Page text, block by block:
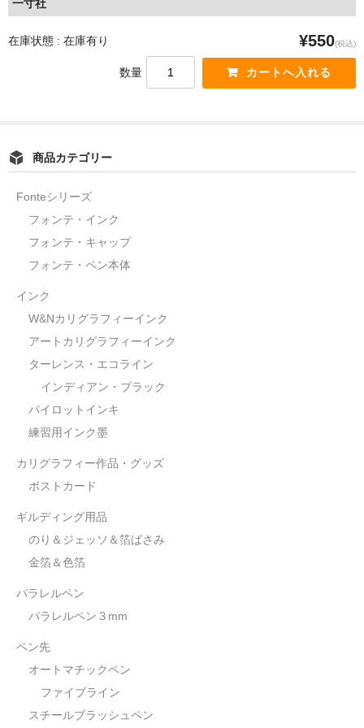
一寸社
在庫状態 : 在庫有り ¥550(税込)
数量
商品カテゴリー
Fonteシリーズ
フォンテ・インク
フォンテ・キャップ
フォンテ・ペン本体
インク
W&Nカリグラフィーインク
アートカリグラフィーインク
ターレンス・エコライン
インディアン・ブラック
パイロットインキ
練習用インク墨
カリグラフィー作品・グッズ
ポストカード
ギルディング用品
のり＆ジェッソ＆箔ばさみ
金箔＆色箔
パラレルペン
パラレルペン３mm
ペン先
オートマチックペン
ファイブライン
スチールブラッシュペン